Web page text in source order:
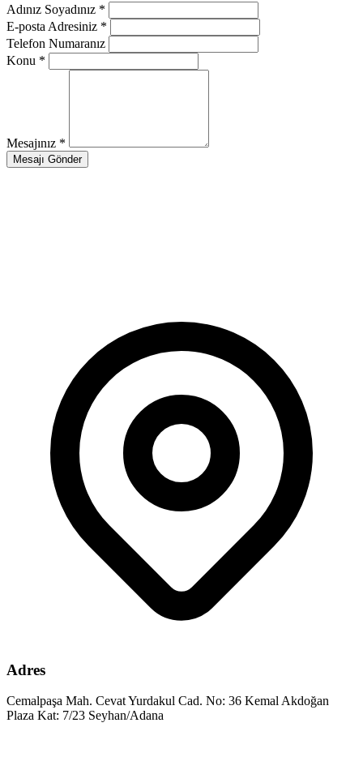
Adınız Soyadınız *
E-posta Adresiniz *
Telefon Numaranız
Konu *
Mesajınız *
Mesajı Gönder
Adres
Cemalpaşa Mah. Cevat Yurdakul Cad. No: 36 Kemal Akdoğan
Plaza Kat: 7/23 Seyhan/Adana